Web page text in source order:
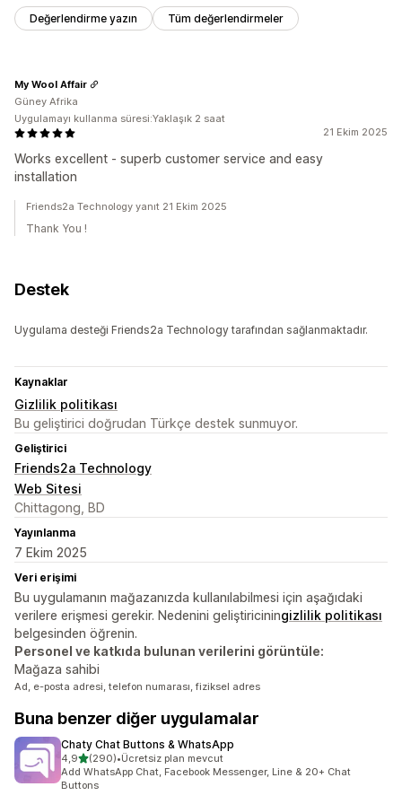
Değerlendirme yazın Tüm değerlendirmeler
21 Ekim 2025
Works excellent - superb customer service and easy
installation
My Wool Affair
Güney Afrika
Uygulamayı kullanma süresi:Yaklaşık 2 saat
Friends2a Technology yanıt 21 Ekim 2025
Thank You !
Destek
Uygulama desteği Friends2a Technology tarafından sağlanmaktadır.
Kaynaklar
Gizlilik politikası
Bu geliştirici doğrudan Türkçe destek sunmuyor.
Geliştirici
Friends2a Technology
Web Sitesi
Chittagong, BD
Yayınlanma
7 Ekim 2025
Veri erişimi
Bu uygulamanın mağazanızda kullanılabilmesi için aşağıdaki
verilere erişmesi gerekir. Nedenini geliştiriciningizlilik politikası
belgesinden öğrenin.
Personel ve katkıda bulunan verilerini görüntüle:
Mağaza sahibi
Ad, e-posta adresi, telefon numarası, fiziksel adres
Buna benzer diğer uygulamalar
Chaty Chat Buttons & WhatsApp
4,95 yıldız üzerinden
(290)
toplam 290 değerlendirme
•Ücretsiz plan mevcut
Add WhatsApp Chat, Facebook Messenger, Line & 20+ Chat
Buttons